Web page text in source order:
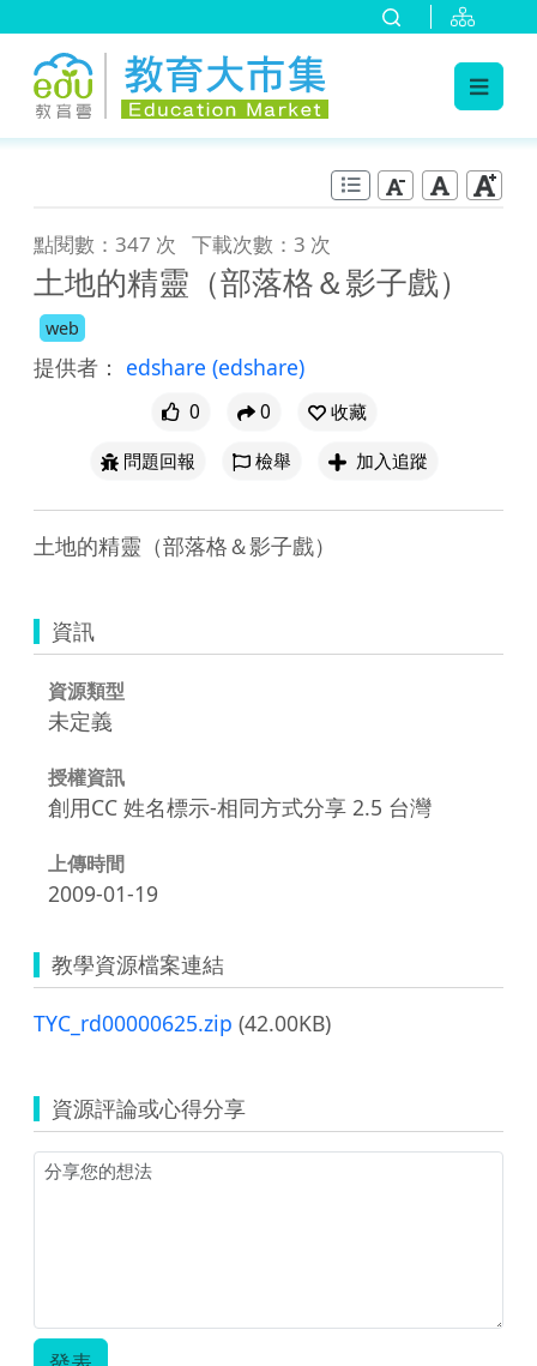
點閱數：347 次 下載次數：3 次
土地的精靈（部落格＆影子戲）
web
提供者： edshare (edshare)
0 0
收藏
問題回報
檢舉 加入追蹤
土地的精靈（部落格＆影子戲）
資訊
資源類型
未定義
授權資訊
創用CC 姓名標示-相同方式分享 2.5 台灣
上傳時間
2009-01-19
教學資源檔案連結
TYC_rd00000625.zip (42.00KB)
資源評論或心得分享